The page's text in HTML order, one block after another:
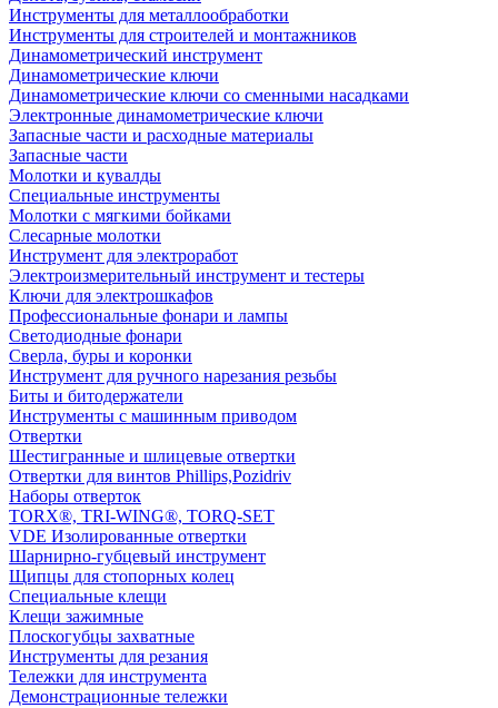
Инструменты для металлообработки
Инструменты для строителей и монтажников
Динамометрический инструмент
Динамометрические ключи
Динамометрические ключи со сменными насадками
Электронные динамометрические ключи
Запасные части и расходные материалы
Запасные части
Молотки и кувалды
Специальные инструменты
Молотки с мягкими бойками
Слесарные молотки
Инструмент для электроработ
Электроизмерительный инструмент и тестеры
Ключи для электрошкафов
Профессиональные фонари и лампы
Светодиодные фонари
Сверла, буры и коронки
Инструмент для ручного нарезания резьбы
Биты и битодержатели
Инструменты с машинным приводом
Отвертки
Шестигранные и шлицевые отвертки
Отвертки для винтов Phillips,Pozidriv
Наборы отверток
TORX®, TRI-WING®, TORQ-SET
VDE Изолированные отвертки
Шарнирно-губцевый инструмент
Щипцы для стопорных колец
Специальные клещи
Клещи зажимные
Плоскогубцы захватные
Инструменты для резания
Тележки для инструмента
Демонстрационные тележки